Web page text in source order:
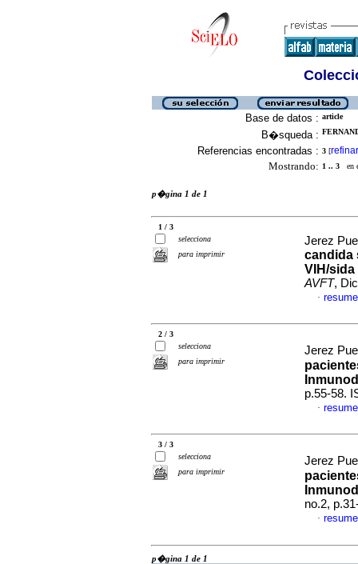
Base de datos : article
B�squeda :
Referencias encontradas : 3 [refinar
Mostrando: 1 .. 3 en
p�gina 1 de 1
1 / 3
selecciona
para imprimir
Jerez
candida
VIH/
AVFT,
·
2 / 3
selecciona
para imprimir
Jerez
p.55-58.
·
3 / 3
selecciona
para imprimir
Jerez
no.2,
·
p�gina 1 de 1